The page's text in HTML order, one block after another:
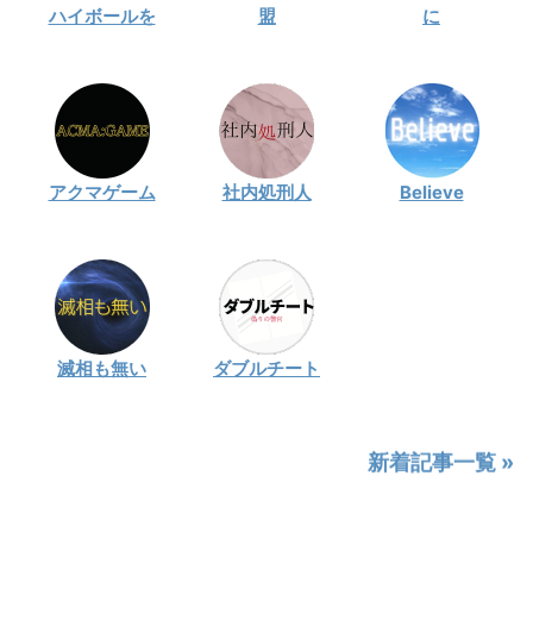
ハイボールを
盟
に
アクマゲーム 社内処刑人 Believe
滅相も無い ダブルチート
新着記事一覧 »